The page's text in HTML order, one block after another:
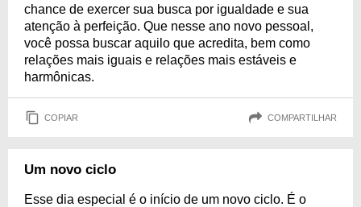
chance de exercer sua busca por igualdade e sua
atenção à perfeição. Que nesse ano novo pessoal,
você possa buscar aquilo que acredita, bem como
relações mais iguais e relações mais estáveis e
harmônicas.
COPIAR COMPARTILHAR
Um novo ciclo
Esse dia especial é o início de um novo ciclo. É o